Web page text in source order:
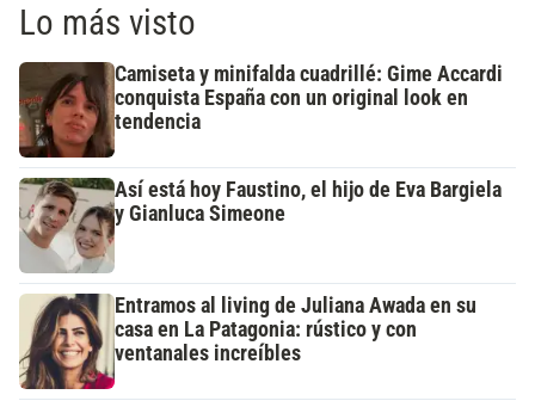
Lo más visto
Camiseta y minifalda cuadrillé: Gime Accardi
conquista España con un original look en
tendencia
Así está hoy Faustino, el hijo de Eva Bargiela
y Gianluca Simeone
Entramos al living de Juliana Awada en su
casa en La Patagonia: rústico y con
ventanales increíbles